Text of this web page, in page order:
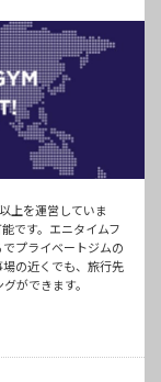
上を運営していま
です。エニタイムフ
プライベートジムの
の近くでも、旅行先
ができます。